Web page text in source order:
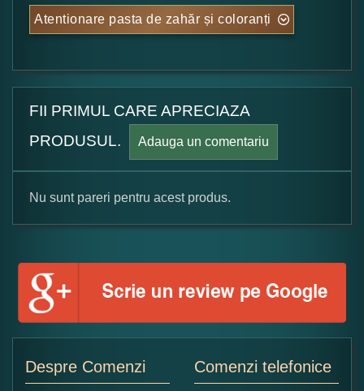
Atentionare pasta de zahăr și coloranți
FII PRIMUL CARE APRECIAZA
PRODUSUL.
Adauga un comentariu
Formular pareri client
Numele dumneavoastra:
Nu sunt pareri pentru acest produs.
Despre Comenzi Comenzi telefonice